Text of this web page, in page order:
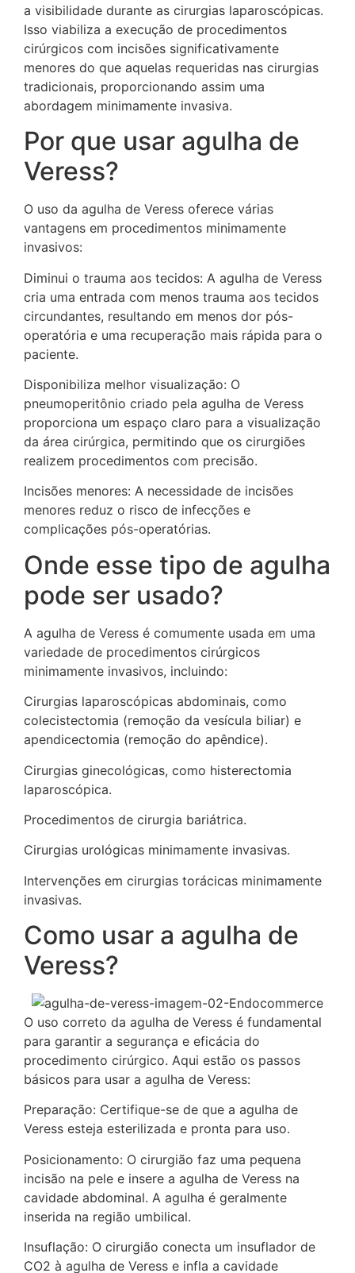
a visibilidade durante as cirurgias laparoscópicas.
Isso viabiliza a execução de procedimentos
cirúrgicos com incisões significativamente
menores do que aquelas requeridas nas cirurgias
tradicionais, proporcionando assim uma
abordagem minimamente invasiva.
Por que usar agulha de
Veress?
O uso da agulha de Veress oferece várias
vantagens em procedimentos minimamente
invasivos:
Diminui o trauma aos tecidos: A agulha de Veress
cria uma entrada com menos trauma aos tecidos
circundantes, resultando em menos dor pós-
operatória e uma recuperação mais rápida para o
paciente.
Disponibiliza melhor visualização: O
pneumoperitônio criado pela agulha de Veress
proporciona um espaço claro para a visualização
da área cirúrgica, permitindo que os cirurgiões
realizem procedimentos com precisão.
Incisões menores: A necessidade de incisões
menores reduz o risco de infecções e
complicações pós-operatórias.
Onde esse tipo de agulha
pode ser usado?
A agulha de Veress é comumente usada em uma
variedade de procedimentos cirúrgicos
minimamente invasivos, incluindo:
Cirurgias laparoscópicas abdominais, como
colecistectomia (remoção da vesícula biliar) e
apendicectomia (remoção do apêndice).
Cirurgias ginecológicas, como histerectomia
laparoscópica.
Procedimentos de cirurgia bariátrica.
Cirurgias urológicas minimamente invasivas.
Intervenções em cirurgias torácicas minimamente
invasivas.
Como usar a agulha de
Veress?
O uso correto da agulha de Veress é fundamental
para garantir a segurança e eficácia do
procedimento cirúrgico. Aqui estão os passos
básicos para usar a agulha de Veress:
Preparação: Certifique-se de que a agulha de
Veress esteja esterilizada e pronta para uso.
Posicionamento: O cirurgião faz uma pequena
incisão na pele e insere a agulha de Veress na
cavidade abdominal. A agulha é geralmente
inserida na região umbilical.
Insuflação: O cirurgião conecta um insuflador de
CO2 à agulha de Veress e infla a cavidade